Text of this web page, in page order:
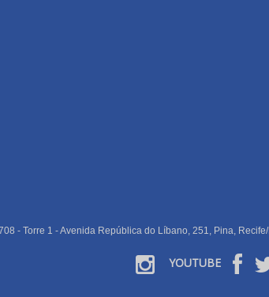
- Torre 1 - Avenida República do Líbano, 251, Pina,
YOUTUBE